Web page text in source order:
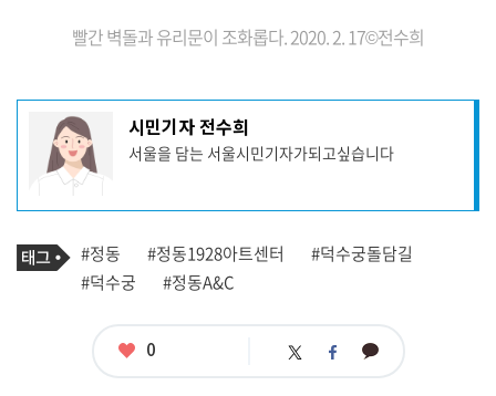
빨간 벽돌과 유리문이 조화롭다.2020. 2. 17©전수희
프
필
시민기자 전수희
서울을 담는 서울시민기자가되고싶습니다
기
사
관
련
태
그
#정동 #정동1928아트센터
#덕수궁돌담길
#덕수궁
#정동A&C
좋
0 트 페 카